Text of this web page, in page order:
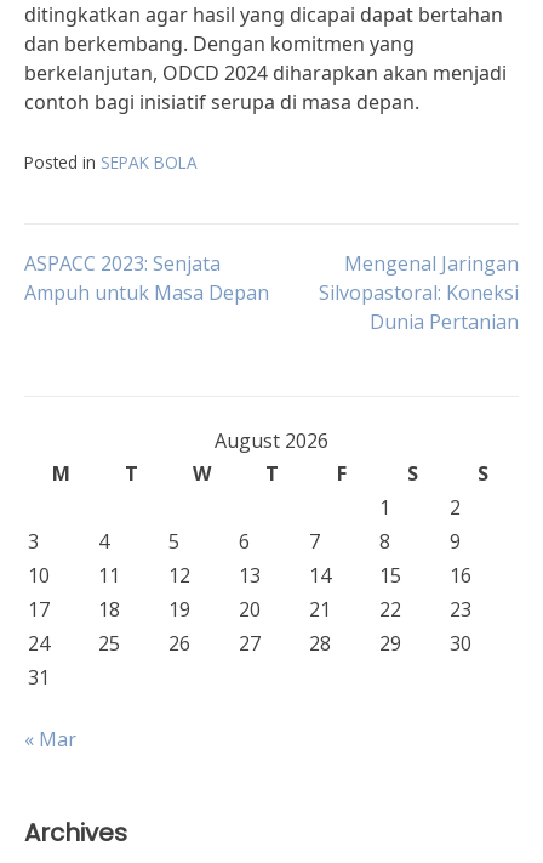
ditingkatkan agar hasil yang dicapai dapat bertahan
dan berkembang. Dengan komitmen yang
berkelanjutan, ODCD 2024 diharapkan akan menjadi
contoh bagi inisiatif serupa di masa depan.
Posted in SEPAK BOLA
Post
ASPACC 2023: Senjata
Ampuh untuk Masa Depan
Mengenal Jaringan
Silvopastoral: Koneksi
Dunia Pertanian
August 2026
M
T W T F S
S
1
2
3
4 5 6 7 8
9
10
11 12 13 14 15
16
17
18 19 20 21 22
23
24
25 26 27 28 29
30
31
« Mar
Archives